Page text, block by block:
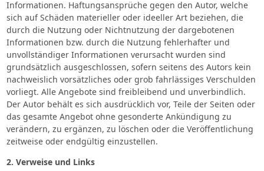
Informationen. Haftungsansprüche gegen den Autor, welche
sich auf Schäden materieller oder ideeller Art beziehen, die
durch die Nutzung oder Nichtnutzung der dargebotenen
Informationen bzw. durch die Nutzung fehlerhafter und
unvollständiger Informationen verursacht wurden sind
grundsätzlich ausgeschlossen, sofern seitens des Autors kein
nachweislich vorsätzliches oder grob fahrlässiges Verschulden
vorliegt. Alle Angebote sind freibleibend und unverbindlich.
Der Autor behält es sich ausdrücklich vor, Teile der Seiten oder
das gesamte Angebot ohne gesonderte Ankündigung zu
verändern, zu ergänzen, zu löschen oder die Veröffentlichung
zeitweise oder endgültig einzustellen.
2. Verweise und Links